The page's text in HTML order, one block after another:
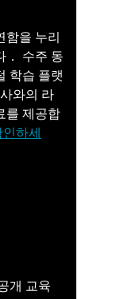
함을 누리
． 수주 동
학습 플랫
와의 라
를 제공합
하세
개 교육